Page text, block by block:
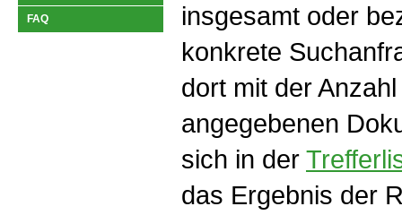
FAQ
insgesamt oder
konkrete
dort mit der
angegebenen
sich in der
das Ergebnis der